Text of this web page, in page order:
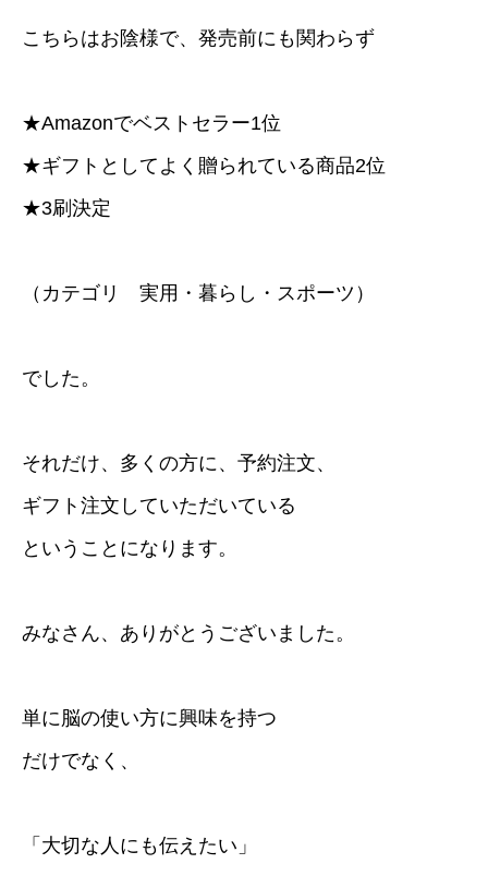
こちらはお陰様で、発売前にも関わらず
★Amazonでベストセラー1位
★ギフトとしてよく贈られている商品2位
★3刷決定
（カテゴリ 実用・暮らし・スポーツ）
でした。
それだけ、多くの方に、予約注文、
ギフト注文していただいている
ということになります。
みなさん、ありがとうございました。
単に脳の使い方に興味を持つ
だけでなく、
「大切な人にも伝えたい」